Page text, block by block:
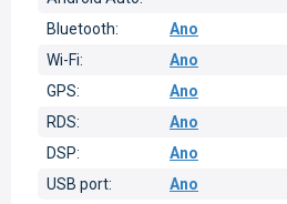
Bluetooth:
Ano
Wi-Fi:
Ano
GPS:
Ano
RDS:
Ano
DSP:
Ano
USB port:
Ano